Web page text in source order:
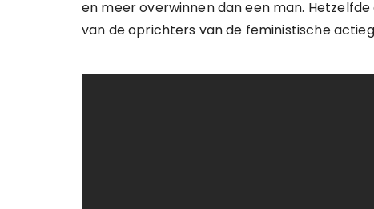
en meer overwinnen dan een man.
van de oprichters van de feministische